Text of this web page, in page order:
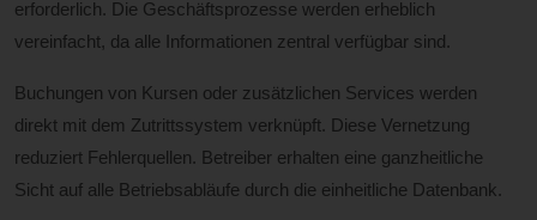
erforderlich. Die Geschäftsprozesse werden erheblich
vereinfacht, da alle Informationen zentral verfügbar sind.
Buchungen von Kursen oder zusätzlichen Services werden
direkt mit dem Zutrittssystem verknüpft. Diese Vernetzung
reduziert Fehlerquellen. Betreiber erhalten eine ganzheitliche
Sicht auf alle Betriebsabläufe durch die einheitliche Datenbank.